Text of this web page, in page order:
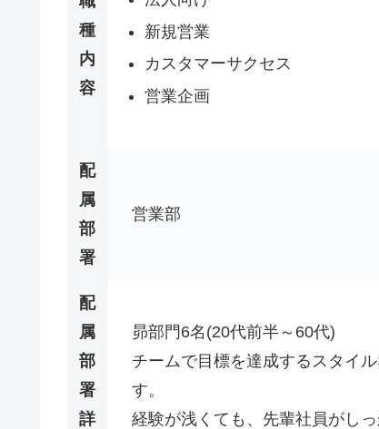
種
内
容
新規営業
カスタマーサクセス
営業企画
配
属
部
署
営業部
配
属
部
署
詳
昴部門6名(20代前半～60代)
チームで目標を達成するスタイ
す。
経験が浅くても、先輩社員がし